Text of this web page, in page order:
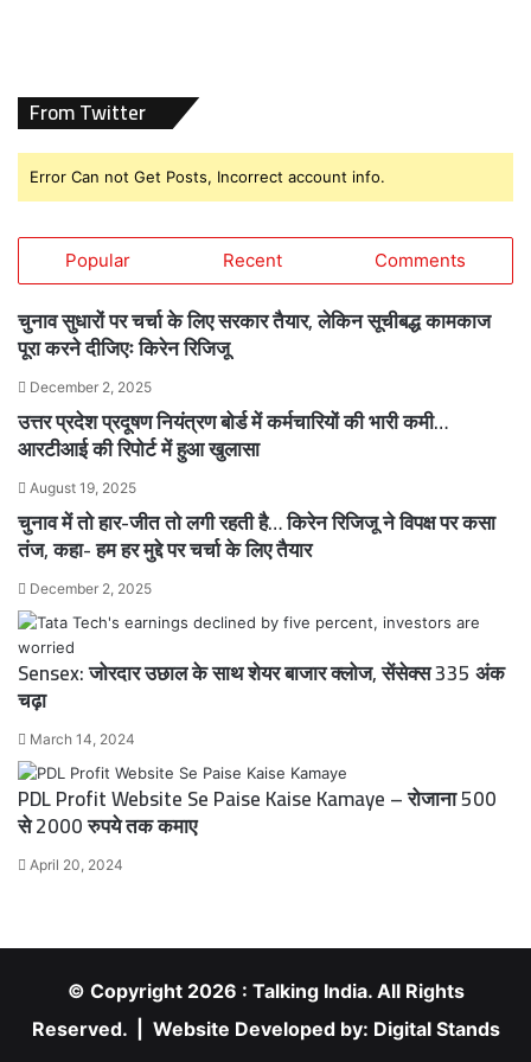
From Twitter
Error Can not Get Posts, Incorrect account info.
Popular Recent Comments
चुनाव सुधारों पर चर्चा के लिए सरकार तैयार, लेकिन सूचीबद्ध कामकाज
पूरा करने दीजिएः किरेन रिजिजू
December 2, 2025
उत्तर प्रदेश प्रदूषण नियंत्रण बोर्ड में कर्मचारियों की भारी कमी…
आरटीआई की रिपोर्ट में हुआ खुलासा
August 19, 2025
चुनाव में तो हार-जीत तो लगी रहती है… किरेन रिजिजू ने विपक्ष पर कसा
तंज, कहा- हम हर मुद्दे पर चर्चा के लिए तैयार
December 2, 2025
Sensex: जोरदार उछाल के साथ शेयर बाजार क्लोज, सेंसेक्स 335 अंक
चढ़ा
March 14, 2024
PDL Profit Website Se Paise Kaise Kamaye – रोजाना 500
से 2000 रुपये तक कमाए
April 20, 2024
© Copyright 2026 : Talking India. All Rights
Reserved. | Website Developed by: Digital Stands